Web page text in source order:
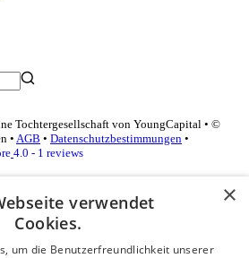
Tochtergesellschaft von YoungCapital • ©
• AGB • Datenschutzbestimmungen •
4.0 - 1 reviews
×
verwendet
Cookies.
um die Benutzerfreundlichkeit unserer